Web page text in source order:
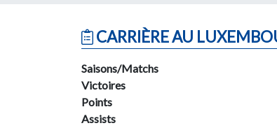
CARRIÈRE AU
Saisons/Matchs
Victoires
Points
Assists